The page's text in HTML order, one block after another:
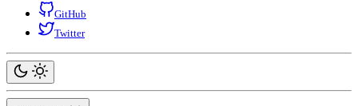
GitHub
Twitter